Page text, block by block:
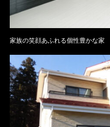
家族の笑顔あふれる個性豊かな家